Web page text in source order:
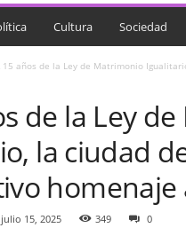
Cultura Sociedad
15 años de la Ley de Matrimonio
de la Ley
la ciudad
julio 15, 2025 349 0